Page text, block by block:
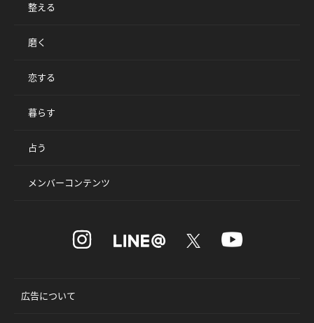
整える
磨く
恋する
暮らす
占う
メンバーコンテンツ
広告について